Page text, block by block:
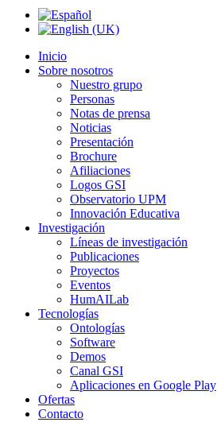
Inicio
Sobre nosotros
Nuestro grupo
Personas
Notas de prensa
Noticias
Presentación
Brochure
Afiliaciones
Logos GSI
Observatorio UPM
Innovación Educativa
Investigación
Líneas de investigación
Publicaciones
Proyectos
Eventos
HumAILab
Tecnologías
Ontologías
Software
Demos
Canal GSI
Aplicaciones en Google Play
Ofertas
Contacto